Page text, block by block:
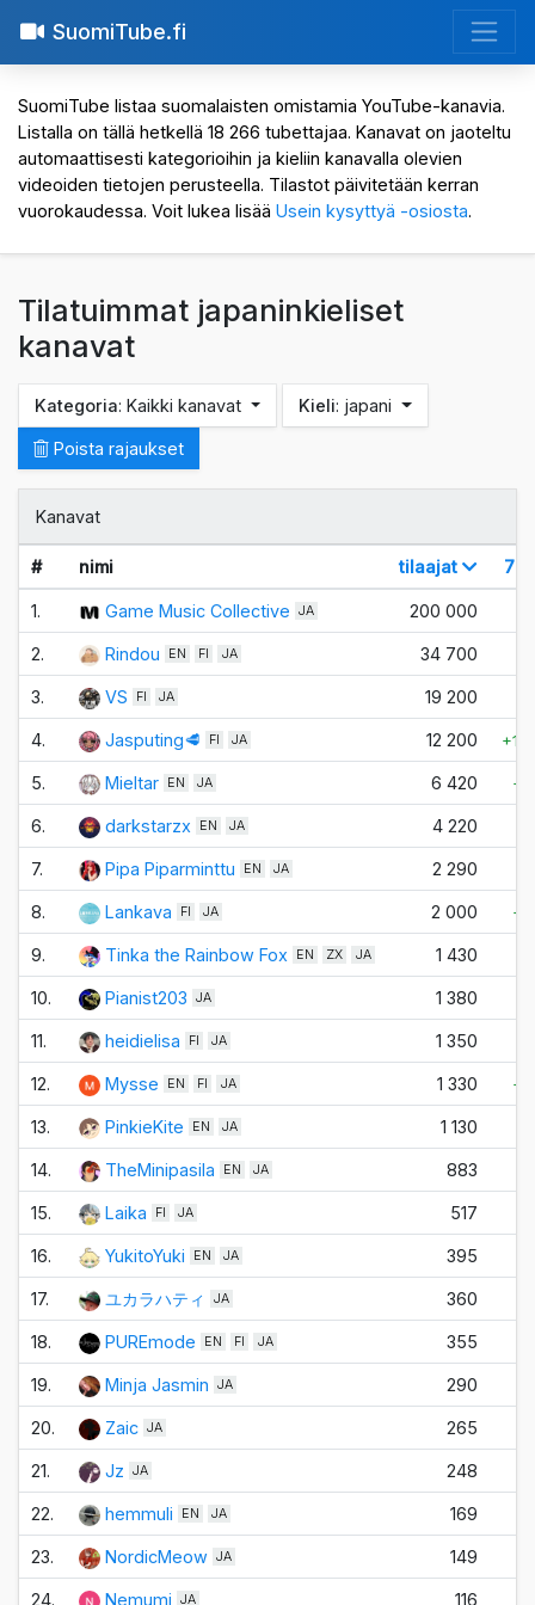
SuomiTube.fi
SuomiTube listaa suomalaisten omistamia YouTube-kanavia.
Listalla on tällä hetkellä 18 266 tubettajaa. Kanavat on jaoteltu
automaattisesti kategorioihin ja kieliin kanavalla olevien
videoiden tietojen perusteella. Tilastot päivitetään kerran
vuorokaudessa. Voit lukea lisää Usein kysyttyä -osiosta.
Tilatuimmat japaninkieliset
kanavat
Kategoria: Kaikki kanavat Kieli: japani
Poista rajaukset
Kanavat
# nimi tilaajat 7
1. Game Music Collective JA 200 000
2. Rindou EN FI JA 34 700
3. VS FI JA 19 200
4. Jasputing🥩 FI JA 12 200
5. Mieltar EN JA 6 420
6. darkstarzx EN JA 4 220
7. Pipa Piparminttu EN JA 2 290
8. Lankava FI JA 2 000
9. Tinka the Rainbow Fox EN ZX JA 1 430
10. Pianist203 JA 1 380
11. heidielisa FI JA 1 350
12. Mysse EN FI JA 1 330
13. PinkieKite EN JA 1 130
14. TheMinipasila EN JA 883
15. Laika FI JA 517
16. YukitoYuki EN JA 395
17. ユカラハティ JA 360
18. PUREmode EN FI JA 355
19. Minja Jasmin JA 290
20. Zaic JA 265
21. Jz JA 248
22. hemmuli EN JA 169
23. NordicMeow JA 149
24. Nemumi JA 116